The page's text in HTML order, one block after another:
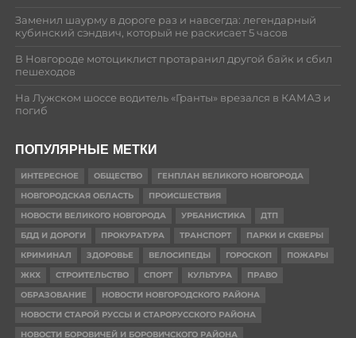
Заменил шаурму в дороге раз и навсегда: легендарный
кубинский сэндвич, который не раскисает 5 часов
В Новгороде мотоциклист протаранил другой байк и сбил
пешеходов
На Лужском шоссе водитель «Гранты» врезался в КАМАЗ и
погиб
ПОПУЛЯРНЫЕ МЕТКИ
ИНТЕРЕСНОЕ ОБЩЕСТВО
ГЕНПЛАН ВЕЛИКОГО НОВГОРОДА
НОВГОРОДСКАЯ ОБЛАСТЬ
ПРОИСШЕСТВИЯ
НОВОСТИ ВЕЛИКОГО НОВГОРОДА
УРБАНИСТИКА
ДТП
БДД И ДОРОГИ
ПРОКУРАТУРА ТРАНСПОРТ
ПАРКИ И СКВЕРЫ
КРИМИНАЛ
ЗДОРОВЬЕ ВЕЛОСИПЕДЫ ГОРОСКОП
ПОЖАРЫ
ЖКХ
СТРОИТЕЛЬСТВО СПОРТ КУЛЬТУРА
ПРАВО
ОБРАЗОВАНИЕ
НОВОСТИ НОВГОРОДСКОГО РАЙОНА
НОВОСТИ СТАРОЙ РУССЫ И СТАРОРУССКОГО РАЙОНА
НОВОСТИ БОРОВИЧЕЙ И БОРОВИЧСКОГО РАЙОНА